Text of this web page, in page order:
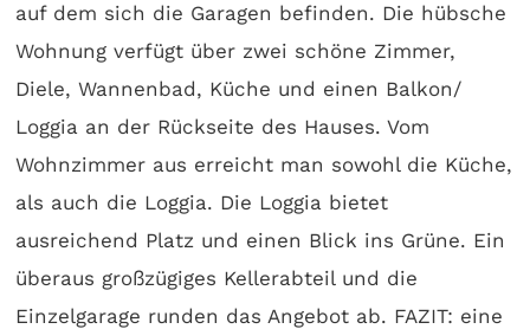
auf dem sich die Garagen befinden. Die hübsche
Wohnung verfügt über zwei schöne Zimmer,
Diele, Wannenbad, Küche und einen Balkon/
Loggia an der Rückseite des Hauses. Vom
Wohnzimmer aus erreicht man sowohl die Küche,
als auch die Loggia. Die Loggia bietet
ausreichend Platz und einen Blick ins Grüne. Ein
überaus großzügiges Kellerabteil und die
Einzelgarage runden das Angebot ab. FAZIT: eine